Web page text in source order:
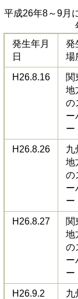
平成26年8～9月
発生年月
日
発
場
H26.8.16
関
地
の
ー
ー
H26.8.26
九
地
の
ー
ー
H26.8.27
関
地
の
ー
ー
H26.9.2
九